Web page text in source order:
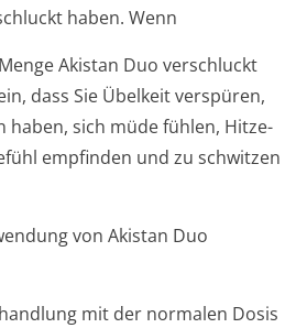
haben. Wenn
Akistan Duo verschluckt
dass Sie Übelkeit verspüren,
haben, sich müde fühlen, Hitze-
empfinden und zu schwitzen
von Akistan Duo
mit der normalen Dosis